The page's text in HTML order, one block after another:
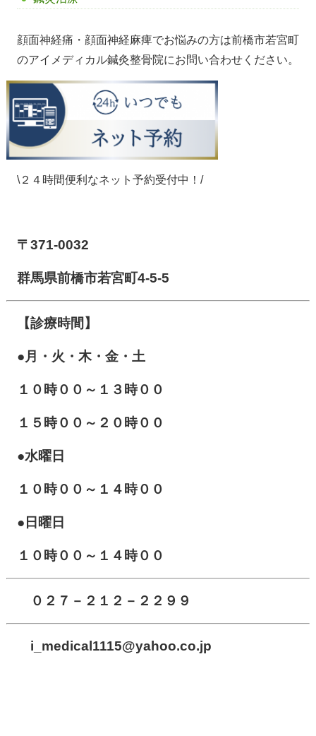
顔面神経痛・顔面神経麻痺でお悩みの方は前橋市若宮町
のアイメディカル鍼灸整骨院にお問い合わせください。
\２４時間便利なネット予約受付中！/
〒371-0032
群馬県前橋市若宮町4-5-5
【診療時間】
●月・火・木・金・土
１０時００～１３時００
１５時００～２０時００
●水曜日
１０時００～１４時００
●日曜日
１０時００～１４時００
０２７－２１２－２２９９
i_medical1115@yahoo.co.jp